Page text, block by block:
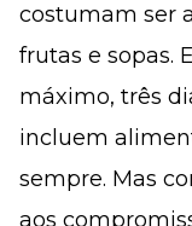
costumam ser
frutas e sopas.
máximo, três
incluem
sempre. Mas
aos